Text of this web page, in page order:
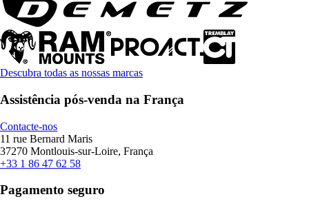
Descubra todas as nossas marcas
Assistência pós-venda na França
Contacte-nos
11 rue Bernard Maris
37270 Montlouis-sur-Loire, França
+33 1 86 47 62 58
Pagamento seguro